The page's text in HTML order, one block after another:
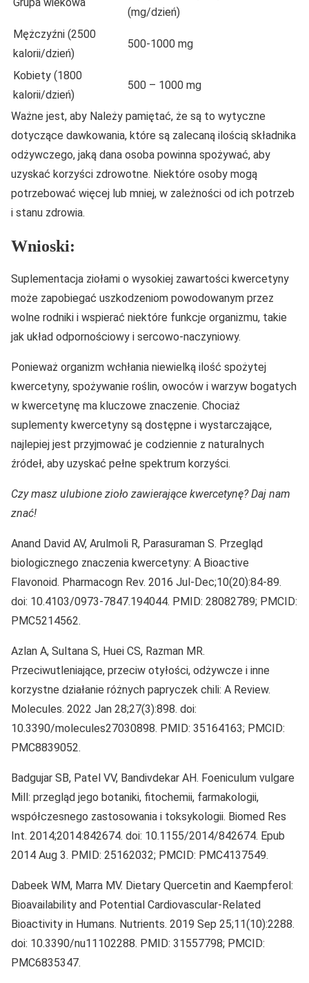
Grupa wiekowa
(mg/dzień)
Mężczyźni (2500
kalorii/dzień)
500-1000 mg
Kobiety (1800
kalorii/dzień)
500 – 1000 mg
Ważne jest, aby Należy pamiętać, że są to wytyczne
dotyczące dawkowania, które są zalecaną ilością składnika
odżywczego, jaką dana osoba powinna spożywać, aby
uzyskać korzyści zdrowotne. Niektóre osoby mogą
potrzebować więcej lub mniej, w zależności od ich potrzeb
i stanu zdrowia.
Wnioski:
Suplementacja ziołami o wysokiej zawartości kwercetyny
może zapobiegać uszkodzeniom powodowanym przez
wolne rodniki i wspierać niektóre funkcje organizmu, takie
jak układ odpornościowy i sercowo-naczyniowy.
Ponieważ organizm wchłania niewielką ilość spożytej
kwercetyny, spożywanie roślin, owoców i warzyw bogatych
w kwercetynę ma kluczowe znaczenie. Chociaż
suplementy kwercetyny są dostępne i wystarczające,
najlepiej jest przyjmować je codziennie z naturalnych
źródeł, aby uzyskać pełne spektrum korzyści.
Czy masz ulubione zioło zawierające kwercetynę? Daj nam
znać!
Anand David AV, Arulmoli R, Parasuraman S. Przegląd
biologicznego znaczenia kwercetyny: A Bioactive
Flavonoid. Pharmacogn Rev. 2016 Jul-Dec;10(20):84-89.
doi: 10.4103/0973-7847.194044. PMID: 28082789; PMCID:
PMC5214562.
Azlan A, Sultana S, Huei CS, Razman MR.
Przeciwutleniające, przeciw otyłości, odżywcze i inne
korzystne działanie różnych papryczek chili: A Review.
Molecules. 2022 Jan 28;27(3):898. doi:
10.3390/molecules27030898. PMID: 35164163; PMCID:
PMC8839052.
Badgujar SB, Patel VV, Bandivdekar AH. Foeniculum vulgare
Mill: przegląd jego botaniki, fitochemii, farmakologii,
współczesnego zastosowania i toksykologii. Biomed Res
Int. 2014;2014:842674. doi: 10.1155/2014/842674. Epub
2014 Aug 3. PMID: 25162032; PMCID: PMC4137549.
Dabeek WM, Marra MV. Dietary Quercetin and Kaempferol:
Bioavailability and Potential Cardiovascular-Related
Bioactivity in Humans. Nutrients. 2019 Sep 25;11(10):2288.
doi: 10.3390/nu11102288. PMID: 31557798; PMCID:
PMC6835347.